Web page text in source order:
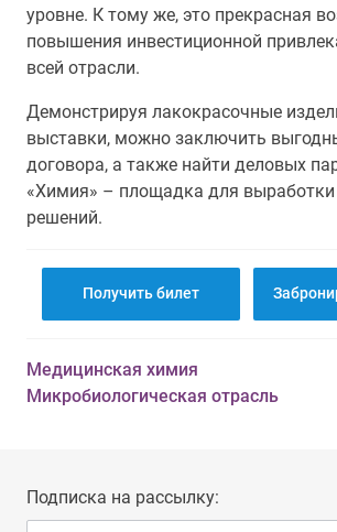
уровне. К тому же, это прекрасная
повышения инвестиционной
всей отрасли.
Демонстрируя лакокрасочные
выставки, можно заключить
договора, а также найти деловых
«Химия» – площадка для выработки
решений.
Получить билет
Медицинская химия
Микробиологическая отрасль
Подписка на рассылку: